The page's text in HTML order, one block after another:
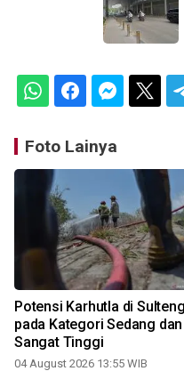
Foto Lainya
Potensi Karhutla di Sulteng
pada Kategori Sedang dan
Sangat Tinggi
04 August 2026 13:55 WIB